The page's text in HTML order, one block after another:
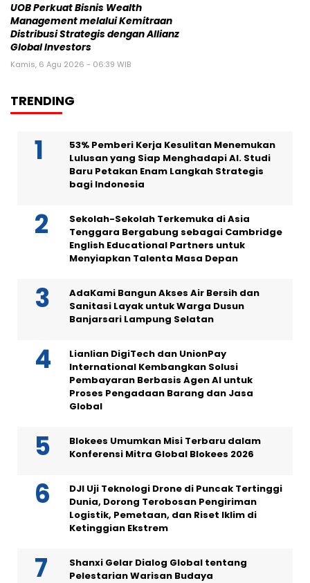
UOB Perkuat Bisnis Wealth
Management melalui Kemitraan
Distribusi Strategis dengan Allianz
Global Investors
Kamis, 6 Agu 2026 - 06:39 WIB
TRENDING
53% Pemberi Kerja Kesulitan Menemukan
Lulusan yang Siap Menghadapi AI. Studi
Baru Petakan Enam Langkah Strategis
bagi Indonesia
Sekolah-Sekolah Terkemuka di Asia
Tenggara Bergabung sebagai Cambridge
English Educational Partners untuk
Menyiapkan Talenta Masa Depan
AdaKami Bangun Akses Air Bersih dan
Sanitasi Layak untuk Warga Dusun
Banjarsari Lampung Selatan
Lianlian DigiTech dan UnionPay
International Kembangkan Solusi
Pembayaran Berbasis Agen AI untuk
Proses Pengadaan Barang dan Jasa
Global
Blokees Umumkan Misi Terbaru dalam
Konferensi Mitra Global Blokees 2026
DJI Uji Teknologi Drone di Puncak Tertinggi
Dunia, Dorong Terobosan Pengiriman
Logistik, Pemetaan, dan Riset Iklim di
Ketinggian Ekstrem
Shanxi Gelar Dialog Global tentang
Pelestarian Warisan Budaya